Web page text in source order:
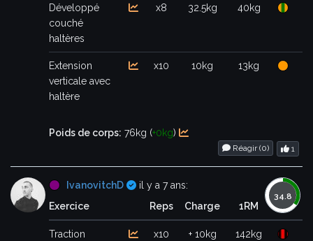
Développé
couché
haltères
x8 32.5kg 40kg
Extension
verticale avec
haltère
x10 10kg 13kg
Poids de corps: 76kg (+0kg)
1
Réagir (0)
IvanovitchD Certifié
il y a 7 ans:
Exercice
Reps Charge 1RM
Traction
x10 + 10kg 142kg